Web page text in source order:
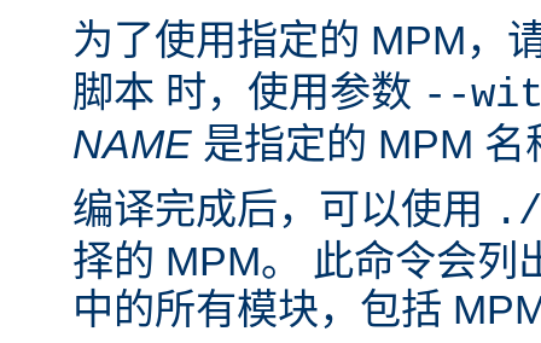
为了使用指定的 MPM，
脚本 时，使用参数 --
NAME 是指定的 MPM 名
编译完成后，可以使用
择的 MPM。 此命令会列
中的所有模块，包括